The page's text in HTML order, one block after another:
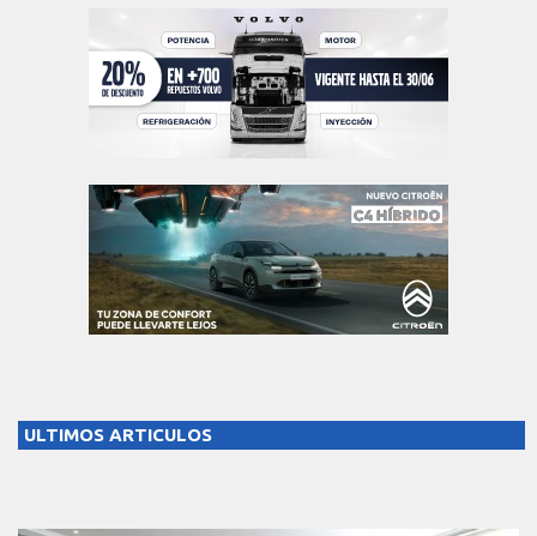
ULTIMOS ARTICULOS